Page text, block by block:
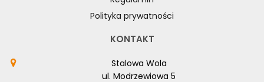
Polityka prywatności
KONTAKT
Stalowa Wola
ul. Modrzewiowa 5